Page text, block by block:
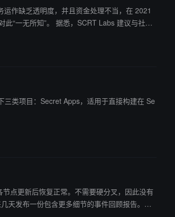
作缺乏透明度，并且资金处理不当，在 2021
Labs 建议与社区
类项目：Secret Apps，适用于直接构建在 Se
点更新后恢复正常。不需要硬分叉，因此没有